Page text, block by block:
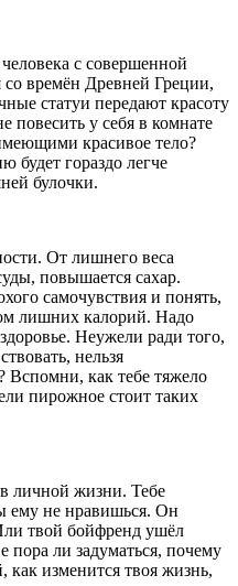
с совершенной
со времён Древней Греции,
статуи передают красоту
повесить у себя в комнате
красивое тело?
будет гораздо легче
булочки.
От лишнего веса
повышается сахар.
самочувствия и понять,
лишних калорий. Надо
Неужели ради того,
нельзя
Вспомни, как тебе тяжело
пирожное стоит таких
личной жизни. Тебе
ему не нравишься. Он
твой бойфренд ушёл
ли задуматься, почему
как изменится твоя жизнь,